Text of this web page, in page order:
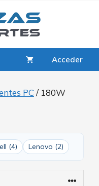
Acceder
PC/ 180W
(4) Lenovo (2)